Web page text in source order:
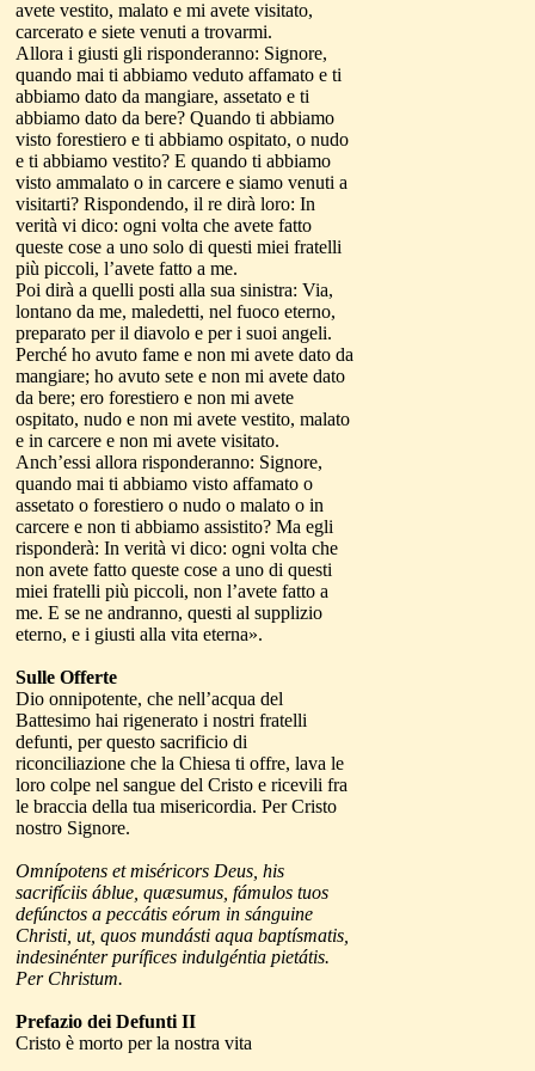
avete vestito, malato e mi avete visitato,
carcerato e siete venuti a trovarmi.
Allora i giusti gli risponderanno: Signore,
quando mai ti abbiamo veduto affamato e ti
abbiamo dato da mangiare, assetato e ti
abbiamo dato da bere? Quando ti abbiamo
visto forestiero e ti abbiamo ospitato, o nudo
e ti abbiamo vestito? E quando ti abbiamo
visto ammalato o in carcere e siamo venuti a
visitarti? Rispondendo, il re dirà loro: In
verità vi dico: ogni volta che avete fatto
queste cose a uno solo di questi miei fratelli
più piccoli, l’avete fatto a me.
Poi dirà a quelli posti alla sua sinistra: Via,
lontano da me, maledetti, nel fuoco eterno,
preparato per il diavolo e per i suoi angeli.
Perché ho avuto fame e non mi avete dato da
mangiare; ho avuto sete e non mi avete dato
da bere; ero forestiero e non mi avete
ospitato, nudo e non mi avete vestito, malato
e in carcere e non mi avete visitato.
Anch’essi allora risponderanno: Signore,
quando mai ti abbiamo visto affamato o
assetato o forestiero o nudo o malato o in
carcere e non ti abbiamo assistito? Ma egli
risponderà: In verità vi dico: ogni volta che
non avete fatto queste cose a uno di questi
miei fratelli più piccoli, non l’avete fatto a
me. E se ne andranno, questi al supplizio
eterno, e i giusti alla vita eterna».
Sulle Offerte
Dio onnipotente, che nell’acqua del
Battesimo hai rigenerato i nostri fratelli
defunti, per questo sacrificio di
riconciliazione che la Chiesa ti offre, lava le
loro colpe nel sangue del Cristo e ricevili fra
le braccia della tua misericordia. Per Cristo
nostro Signore.
Omnípotens et miséricors Deus, his
sacrifíciis áblue, quæsumus, fámulos tuos
defúnctos a peccátis eórum in sánguine
Christi, ut, quos mundásti aqua baptísmatis,
indesinénter purífices indulgéntia pietátis.
Per Christum.
Prefazio dei Defunti II
Cristo è morto per la nostra vita